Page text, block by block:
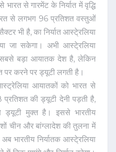
से गारमेंट के निर्यात में वृद्धि
से लगभग 96 प्रतिशत वस्तुओं
भी है, का निर्यात आस्टे्रलिया
जा सकेगा। अभी आस्टे्रलिया
सबसे बड़ा आयातक देश है, लेकिन
करने पर ड्यूटी लगती है।
आयातकों को भारत से
की ड्यूटी देनी पड़ती है,
ड्यूटी मुक्त है। इससे भारतीय
चीन और बांग्लादेश की तुलना में
भारतीय निर्यातक आस्टे्रलिया